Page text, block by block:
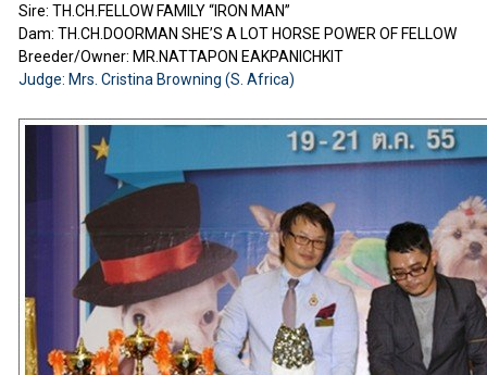
Sire: TH.CH.FELLOW FAMILY “IRON MAN”
Dam: TH.CH.DOORMAN SHE’S A LOT HORSE POWER OF FELLOW
Breeder/Owner: MR.NATTAPON EAKPANICHKIT
Judge: Mrs. Cristina Browning (S. Africa)